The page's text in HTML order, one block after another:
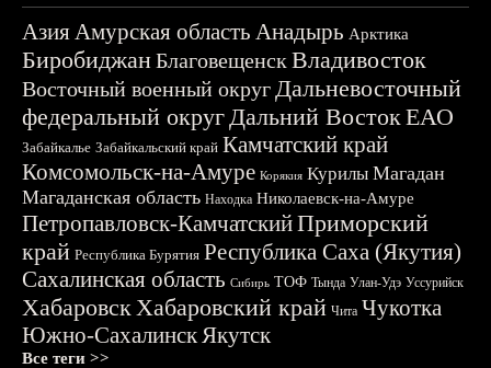
АзияАмурская область Анадырь Арктика
БиробиджанБлаговещенскВладивосток
Восточный военный округДальневосточный
федеральный округДальний ВостокЕАО
Забайкалье Забайкальский край Камчатский край
Комсомольск-на-Амуре Корякия Курилы Магадан
Магаданская область Находка Николаевск-на-Амуре
Петропавловск-КамчатскийПриморский
край Республика Бурятия Республика Саха (Якутия)
Сахалинская область Сибирь ТОФ Тында Улан-Удэ Уссурийск
ХабаровскХабаровский край Чита Чукотка
Южно-СахалинскЯкутск
Все теги >>